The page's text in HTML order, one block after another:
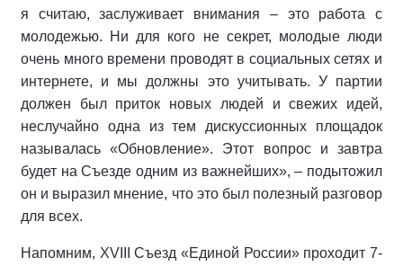
я считаю, заслуживает внимания – это работа с
молодежью. Ни для кого не секрет, молодые люди
очень много времени проводят в социальных сетях и
интернете, и мы должны это учитывать. У партии
должен был приток новых людей и свежих идей,
неслучайно одна из тем дискуссионных площадок
называлась «Обновление». Этот вопрос и завтра
будет на Съезде одним из важнейших», – подытожил
он и выразил мнение, что это был полезный разговор
для всех.
Напомним, XVIII Съезд «Единой России» проходит 7-